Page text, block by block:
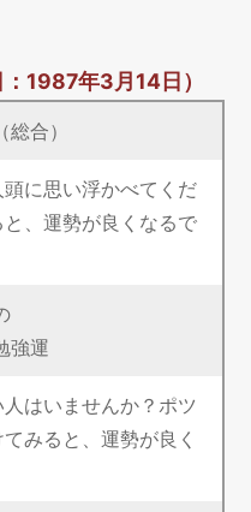
1987年3月14日）
合）
に思い浮かべてくだ
、運勢が良くなるで
強運
はいませんか？ポツ
みると、運勢が良く